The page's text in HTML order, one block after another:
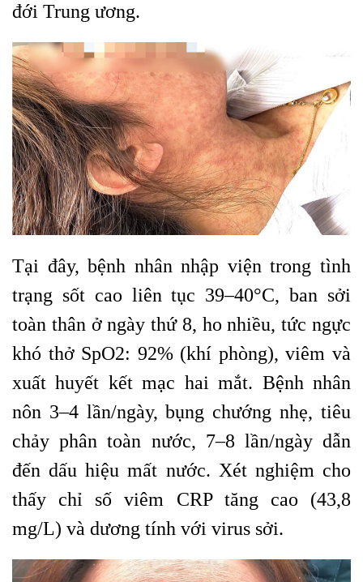
đới Trung ương.
Tại đây, bệnh nhân nhập viện trong tình
trạng sốt cao liên tục 39–40°C, ban sởi
toàn thân ở ngày thứ 8, ho nhiều, tức ngực
khó thở SpO2: 92% (khí phòng), viêm và
xuất huyết kết mạc hai mắt. Bệnh nhân
nôn 3–4 lần/ngày, bụng chướng nhẹ, tiêu
chảy phân toàn nước, 7–8 lần/ngày dẫn
đến dấu hiệu mất nước. Xét nghiệm cho
thấy chỉ số viêm CRP tăng cao (43,8
mg/L) và dương tính với virus sởi.